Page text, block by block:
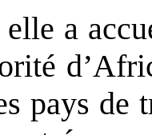
a
pays